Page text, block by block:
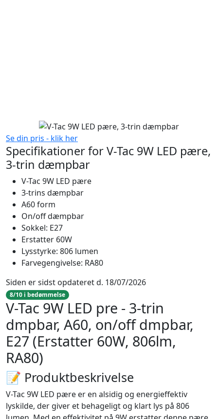
Se din pris - klik her
Specifikationer for V-Tac 9W LED pære,
3-trin dæmpbar
V-Tac 9W LED pære
3-trins dæmpbar
A60 form
On/off dæmpbar
Sokkel: E27
Erstatter 60W
Lysstyrke: 806 lumen
Farvegengivelse: RA80
Siden er sidst opdateret d. 18/07/2026
8/10 i bedømmelse
V-Tac 9W LED pre - 3-trin
dmpbar, A60, on/off dmpbar,
E27 (Erstatter 60W, 806lm,
RA80)
📝 Produktbeskrivelse
V-Tac 9W LED pære er en alsidig og energieffektiv
lyskilde, der giver et behageligt og klart lys på 806